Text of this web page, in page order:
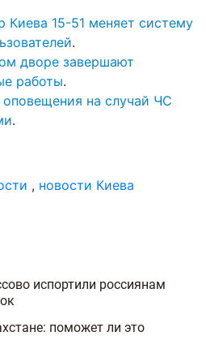
Киева 15-51 меняет систему
.
дворе завершают
работы.
на случай ЧС
.
, новости Киева
испортили россиянам
поможет ли это